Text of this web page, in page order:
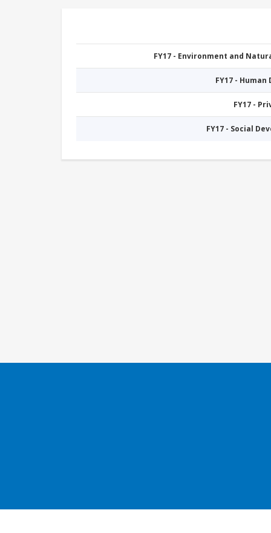
FY17 - Environment and
FY17 -
FY17 -
FY17 - Social